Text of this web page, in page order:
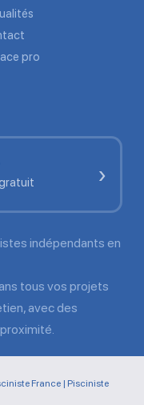
pro
›
indépendants en
tous vos projets
avec des
France| Pisciniste